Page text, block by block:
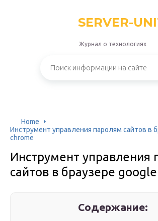
SERVER-
Журнал о технологиях
Home
Инструмент управления паролям сайтов в
chrome
Инструмент управления
сайтов в браузере
Содержание: